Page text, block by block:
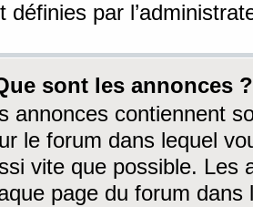
définies par
sont les annonces ?
annonces contiennent
le forum dans lequel
vite que possible. Les
page du forum dans